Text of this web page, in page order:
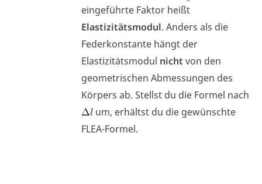
eingeführte Faktor heißt
Elastizitätsmodul. Anders als die
Federkonstante hängt der
Elastizitätsmodul nicht von den
geometrischen Abmessungen des
Körpers ab. Stellst du die Formel nach
um, erhältst du die gewünschte
FLEA-Formel.